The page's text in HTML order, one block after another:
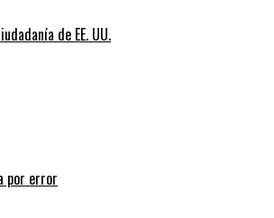
de EE. UU.
por error